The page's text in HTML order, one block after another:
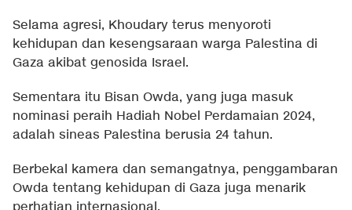
Selama agresi, Khoudary terus menyoroti
kehidupan dan kesengsaraan warga Palestina di
Gaza akibat genosida Israel.
Sementara itu Bisan Owda, yang juga masuk
nominasi peraih Hadiah Nobel Perdamaian 2024,
adalah sineas Palestina berusia 24 tahun.
Berbekal kamera dan semangatnya, penggambaran
Owda tentang kehidupan di Gaza juga menarik